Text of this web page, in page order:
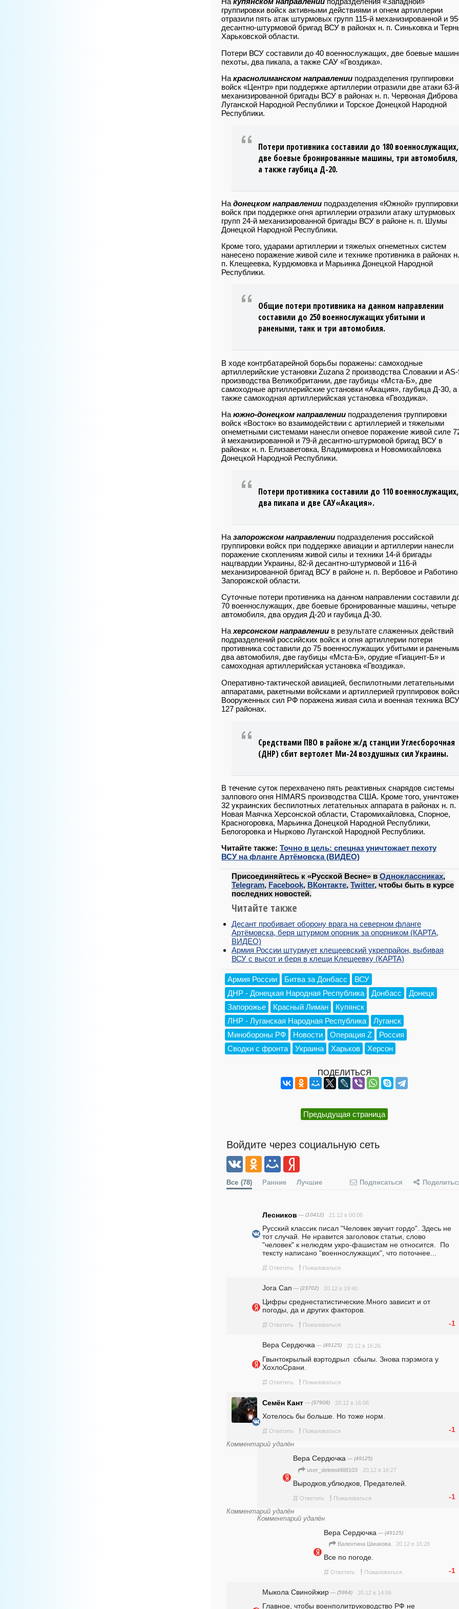
группировки войск активными действиями и огнем артиллерии
отразили пять атак штурмовых групп 115-й механизированной и
десантно-штурмовой бригад ВСУ в районах н. п. Синьковка и
Харьковской области.
Потери ВСУ составили до 40 военнослужащих, две боевые
пехоты, два пикапа, а также САУ «Гвоздика».
На краснолиманском направлении подразделения группировки
войск «Центр» при поддержке артиллерии отразили две атаки 63-й
механизированной бригады ВСУ в районах н. п. Червоная Диброва
Луганской Народной Республики и Торское Донецкой Народной
Республики.
Потери противника составили до 180 военнослужащих,
две боевые бронированные машины, три автомобиля,
а также гаубица Д-20.
На донецком направлении подразделения «Южной» группировки
войск при поддержке огня артиллерии отразили атаку штурмовых
групп 24-й механизированной бригады ВСУ в районе н. п. Шумы
Донецкой Народной Республики.
Кроме того, ударами артиллерии и тяжелых огнеметных систем
нанесено поражение живой силе и технике противника в районах н.
п. Клещеевка, Курдюмовка и Марьинка Донецкой Народной
Республики.
Общие потери противника на данном направлении
составили до 250 военнослужащих убитыми и
ранеными, танк и три автомобиля.
В ходе контрбатарейной борьбы поражены: самоходные
артиллерийские установки Zuzana 2 производства Словакии и
производства Великобритании, две гаубицы «Мста-Б», две
самоходные артиллерийские установки «Акация», гаубица Д-30, а
также самоходная артиллерийская установка «Гвоздика».
На южно-донецком направлении подразделения группировки
войск «Восток» во взаимодействии с артиллерией и тяжелыми
огнеметными системами нанесли огневое поражение живой силе
й механизированной и 79-й десантно-штурмовой бригад ВСУ в
районах н. п. Елизаветовка, Владимировка и Новомихайловка
Донецкой Народной Республики.
Потери противника составили до 110 военнослужащих,
два пикапа и две САУ«Акация».
На запорожском направлении подразделения российской
группировки войск при поддержке авиации и артиллерии нанесли
поражение скоплениям живой силы и техники 14-й бригады
нацгвардии Украины, 82-й десантно-штурмовой и 116-й
механизированной бригад ВСУ в районе н. п. Вербовое и Работино
Запорожской области.
Суточные потери противника на данном направлении составили
70 военнослужащих, две боевые бронированные машины, четыре
автомобиля, два орудия Д-20 и гаубица Д-30.
На херсонском направлении в результате слаженных действий
подразделений российских войск и огня артиллерии потери
противника составили до 75 военнослужащих убитыми и
два автомобиля, две гаубицы «Мста-Б», орудие «Гиацинт-Б» и
самоходная артиллерийская установка «Гвоздика».
Оперативно-тактической авиацией, беспилотными летательными
аппаратами, ракетными войсками и артиллерией группировок
Вооруженных сил РФ поражена живая сила и военная техника
127 районах.
Средствами ПВО в районе ж/д станции Углесборочная
(ДНР) сбит вертолет Ми-24 воздушных сил Украины.
В течение суток перехвачено пять реактивных снарядов системы
залпового огня HIMARS производства США. Кроме того,
32 украинских беспилотных летательных аппарата в районах н. п.
Новая Маячка Херсонской области, Старомихайловка, Спорное,
Красногоровка, Марьинка Донецкой Народной Республики,
Белогоровка и Нырково Луганской Народной Республики.
Читайте также: Точно в цель: спецназ уничтожает пехоту
ВСУ на фланге Артёмовска (ВИДЕО)
Присоединяйтесь к «Русской Весне» в Одноклассниках,
Telegram, Facebook, ВКонтакте, Twitter, чтобы быть в курсе
последних новостей.
Читайте также
Десант пробивает оборону врага на северном фланге
Артёмовска, беря штурмом опорник за опорником (КАРТА,
ВИДЕО)
Армия России штурмует клещеевский укрепрайон, выбивая
ВСУ с высот и беря в клещи Клещеевку (КАРТА)
Армия России Битва за Донбасс
ВСУ
ДНР - Донецкая Народная Республика
Донбасс
Донецк
Запорожье
Красный Лиман
Купянск
ЛНР - Луганская Народная Республика
Луганск
Минобороны РФ
Новости Операция Z
Россия
Сводки с фронта
Украина Харьков Херсон
ПОДЕЛИТЬСЯ
Предыдущая страница
Войдите через социальную сеть
Все (78) Ранние Лучшие Подписаться
Лесников — (10412) 21.12 в 00:06
Русский классик писал "Человек звучит гордо". Здесь не
тот случай. Не нравится заголовок статьи, слово
"человек" к нелюдям укро-фашистам не относится.  По
тексту написано "военнослужащих", что поточнее...
# Ответить ! Пожаловаться
Jora Can — (23702) 20.12 в 19:40
Цифры среднестатистические.Много зависит и от
погоды, да и других факторов.
# Ответить ! Пожаловаться -1
Вера Сердючка — (49125) 20.12 в 16:26
Гвынтокрылый вэртодрыл  сбылы. Знова пэрэмога у
ХохлоСрани.
# Ответить ! Пожаловаться
Семён Кант — (37908) 20.12 в 16:06
Хотелось бы больше. Но тоже норм.
# Ответить ! Пожаловаться -1
Комментарий удалён
Вера Сердючка — (49125)
user_deleted488103 20.12 в 16:27
Выродков,ублюдков, Предателей.
# Ответить ! Пожаловаться -1
Комментарий удалён
Комментарий удалён
Вера Сердючка — (49125)
Валентина Шмакова 20.12 в 16:28
Все по погоде.
# Ответить ! Пожаловаться -1
Мыкола Свинойжир — (5964) 20.12 в 14:06
Главное, чтобы военполитруководство РФ не